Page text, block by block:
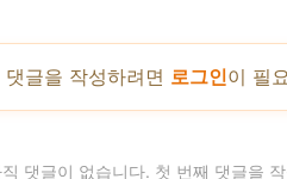
댓글을 작성하려면 로그인이 필
직 댓글이 없습니다. 첫 번째 댓글을